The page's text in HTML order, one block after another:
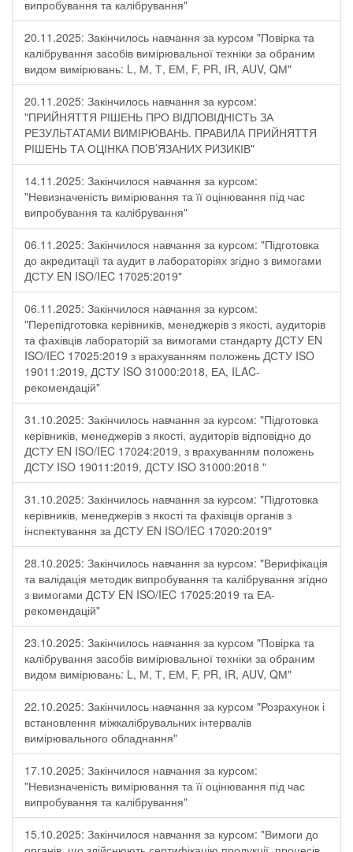
випробування та калібрування"
20.11.2025: Закінчилось навчання за курсом "Повірка та
калібрування засобів вимірювальної техніки за обраним
видом вимірювань: L, М, Т, ЕМ, F, РR, ІR, АUV, QМ"
20.11.2025: Закінчилось навчання за курсом:
"ПРИЙНЯТТЯ РІШЕНЬ ПРО ВІДПОВІДНІСТЬ ЗА
РЕЗУЛЬТАТАМИ ВИМІРЮВАНЬ. ПРАВИЛА ПРИЙНЯТТЯ
РІШЕНЬ ТА ОЦІНКА ПОВ’ЯЗАНИХ РИЗИКІВ"
14.11.2025: Закінчилося навчання за курсом:
"Невизначеність вимірювання та її оцінювання під час
випробування та калібрування"
06.11.2025: Закінчилося навчання за курсом: "Підготовка
до акредитації та аудит в лабораторіях згідно з вимогами
ДСТУ EN ISO/IEC 17025:2019"
06.11.2025: Закінчилося навчання за курсом:
"Перепідготовка керівників, менеджерів з якості, аудиторів
та фахівців лабораторій за вимогами стандарту ДСТУ EN
ISO/IEC 17025:2019 з врахуванням положень ДСТУ ISO
19011:2019, ДСТУ ISO 31000:2018, ЕА, ILAC-
рекомендацій"
31.10.2025: Закінчилось навчання за курсом: "Підготовка
керівників, менеджерів з якості, аудиторів відповідно до
ДСТУ EN ISO/IEC 17024:2019, з врахуванням положень
ДСТУ ISO 19011:2019, ДСТУ ISO 31000:2018 "
31.10.2025: Закінчилось навчання за курсом: "Підготовка
керівників, менеджерів з якості та фахівців органів з
інспектування за ДСТУ EN ISO/IEC 17020:2019"
28.10.2025: Закінчилось навчання за курсом: "Верифікація
та валідація методик випробування та калібрування згідно
з вимогами ДСТУ EN ISO/IEC 17025:2019 та ЕА-
рекомендацій"
23.10.2025: Закінчилось навчання за курсом "Повірка та
калібрування засобів вимірювальної техніки за обраним
видом вимірювань: L, М, Т, ЕМ, F, РR, ІR, АUV, QМ"
22.10.2025: Закінчилось навчання за курсом "Розрахунок і
встановлення міжкалібрувальних інтервалів
вимірювального обладнання"
17.10.2025: Закінчилося навчання за курсом:
"Невизначеність вимірювання та її оцінювання під час
випробування та калібрування"
15.10.2025: Закінчилося навчання за курсом: "Вимоги до